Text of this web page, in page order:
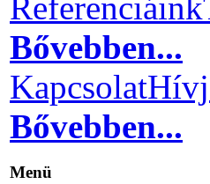
Bővebben...
Kapcsolat
Bővebben...
Menü